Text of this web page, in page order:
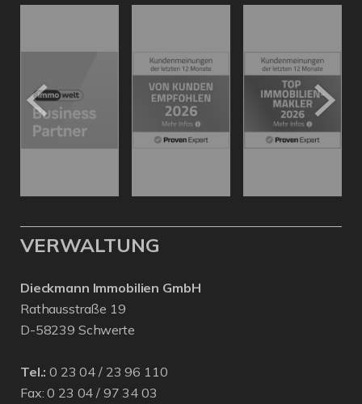
VERWALTUNG
Dieckmann Immobilien GmbH
Rathausstraße 19
D-58239 Schwerte
Tel.: 0 23 04 / 23 96 110
Fax: 0 23 04 / 97 34 03